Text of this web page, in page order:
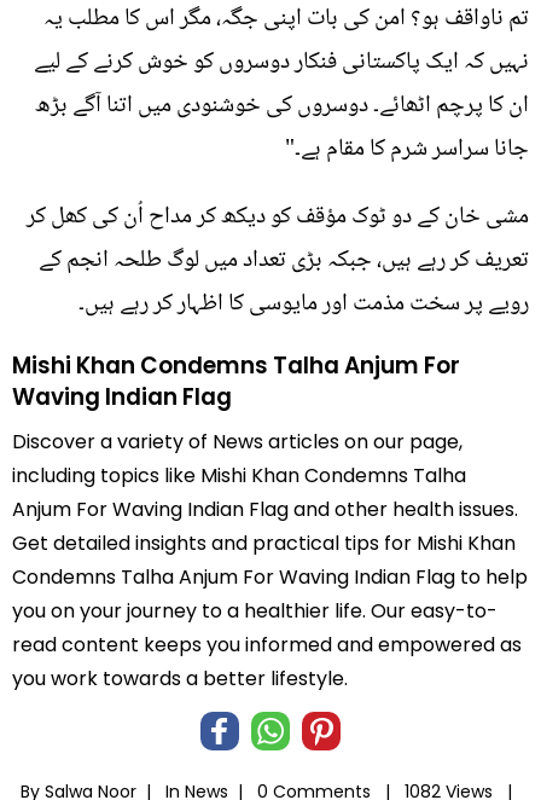
تم ناواقف ہو؟ امن کی بات اپنی جگہ، مگر اس کا مطلب یہ
نہیں کہ ایک پاکستانی فنکار دوسروں کو خوش کرنے کے لیے
ان کا پرچم اٹھائے۔ دوسروں کی خوشنودی میں اتنا آگے بڑھ
جانا سراسر شرم کا مقام ہے۔"
مشی خان کے دو ٹوک مؤقف کو دیکھ کر مداح اُن کی کھل کر
تعریف کر رہے ہیں، جبکہ بڑی تعداد میں لوگ طلحہ انجم کے
رویے پر سخت مذمت اور مایوسی کا اظہار کر رہے ہیں۔
Mishi Khan Condemns Talha Anjum For
Waving Indian Flag
Discover a variety of News articles on our page,
including topics like Mishi Khan Condemns Talha
Anjum For Waving Indian Flag and other health issues.
Get detailed insights and practical tips for Mishi Khan
Condemns Talha Anjum For Waving Indian Flag to help
you on your journey to a healthier life. Our easy-to-
read content keeps you informed and empowered as
you work towards a better lifestyle.
By Salwa Noor | In News | 0 Comments |
1082 Views |